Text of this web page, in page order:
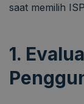
saat memilih
1.